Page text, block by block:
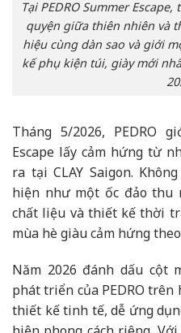
Tại PEDRO Summer
quyện giữa thiên nhiên và
hiệu cùng dàn sao và giới
kế phụ kiện túi, giày mới
Tháng 5/2026, PEDRO
Escape lấy cảm hứng từ
ra tại CLAY Saigon.
hiện như một ốc đảo thu
chất liệu và thiết kế thời
mùa hè giàu cảm hứng
Năm 2026 đánh dấu cột
phát triển của PEDRO
thiết kế tinh tế, dễ ứng